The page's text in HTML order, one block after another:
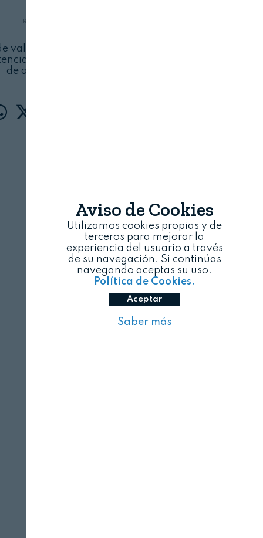
REVISTA ALIMENTARIA
valorización en cascada, en la Incubadora
de los residuos para obtener productos
de alto valor añadido
Aviso de Cookies
Utilizamos cookies propias y de
terceros para mejorar la
experiencia del usuario a través
de su navegación. Si continúas
navegando aceptas su uso.
Política de Cookies.
Aceptar
Saber más